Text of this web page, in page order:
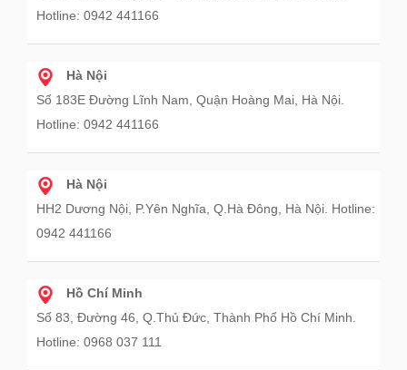
Hotline: 0942 441166
Hà Nội
Số 183E Đường Lĩnh Nam, Quận Hoàng Mai, Hà Nội.
Hotline: 0942 441166
Hà Nội
HH2 Dương Nội, P.Yên Nghĩa, Q.Hà Đông, Hà Nội. Hotline:
0942 441166
Hồ Chí Minh
Số 83, Đường 46, Q.Thủ Đức, Thành Phố Hồ Chí Minh.
Hotline: 0968 037 111